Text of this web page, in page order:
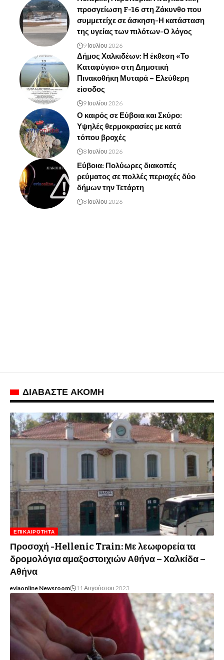
προσγείωση F-16 στη Ζάκυνθο που
συμμετείχε σε άσκηση-Η κατάσταση
της υγείας των πιλότων-Ο λόγος
9 Ιουλίου 2026
Δήμος Χαλκιδέων: Η έκθεση «Το
Καταφύγιο» στη Δημοτική
Πινακοθήκη Μυταρά – Ελεύθερη
είσοδος
9 Ιουλίου 2026
Ο καιρός σε Εύβοια και Σκύρο:
Υψηλές θερμοκρασίες με κατά
τόπου βροχές
8 Ιουλίου 2026
Εύβοια: Πολύωρες διακοπές
ρεύματος σε πολλές περιοχές δύο
δήμων την Τετάρτη
8 Ιουλίου 2026
ΔΙΑΒΑΣΤΕ ΑΚΟΜΗ
ΕΠΙΚΑΙΡΌΤΗΤΑ
Προσοχή -Hellenic Train: Με λεωφορεία τα
δρομολόγια αμαξοστοιχιών Αθήνα – Χαλκίδα –
Αθήνα
eviaonline Newsroom 11 Αυγούστου 2023